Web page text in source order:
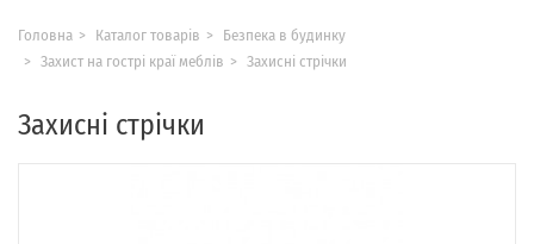
Головна Каталог товарів
Безпека в будинку
Захист на гострі краї меблів
Захисні стрічки
Захисні стрічки